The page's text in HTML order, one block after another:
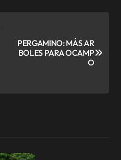
PERGAMINO: MÁS AR
BOLES PARA OCAMP
O